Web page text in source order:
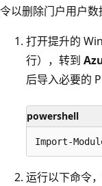
令以删除门户用户数
打开提升的
行），转到
后导入必要的
powershell
运行以下命令